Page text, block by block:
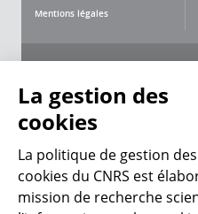
Mentions légales
CNRS
La gestion des
cookies
La politique de gestion des
cookies du CNRS est
mission de recherche